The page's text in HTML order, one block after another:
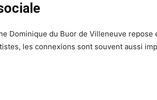
Dominique du Buor de Villeneuve repose
les connexions sont souvent aussi